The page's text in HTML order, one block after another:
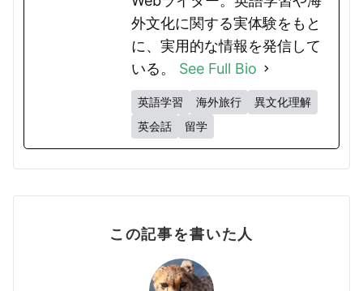
外文化に関する実体験をもと
に、実用的な情報を発信して
いる。 See Full Bio
英語学習 海外旅行
異文化理解
英会話
留学
この記事を書いた人